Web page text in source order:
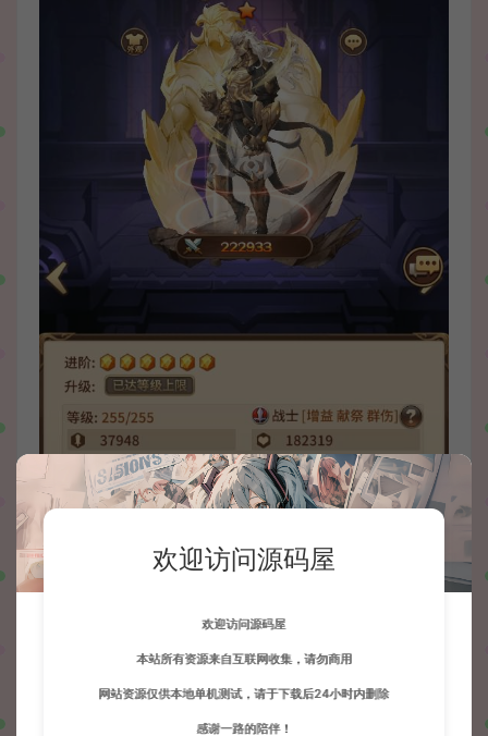
欢迎访问源码屋
欢迎访问源码屋
本站所有资源来自互联网收集，请勿商用
网站资源仅供本地单机测试，请于下载后24小时内删除
感谢一路的陪伴！